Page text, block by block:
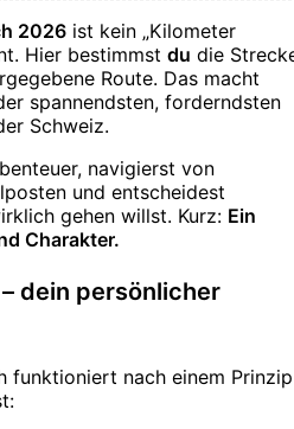
2026 ist kein „Kilometer
Hier bestimmst du die
Route. Das macht
spannendsten, forderndsten
Schweiz.
navigierst von
und entscheidest
gehen willst. Kurz: Ein
Charakter.
dein persönlicher
funktioniert nach einem